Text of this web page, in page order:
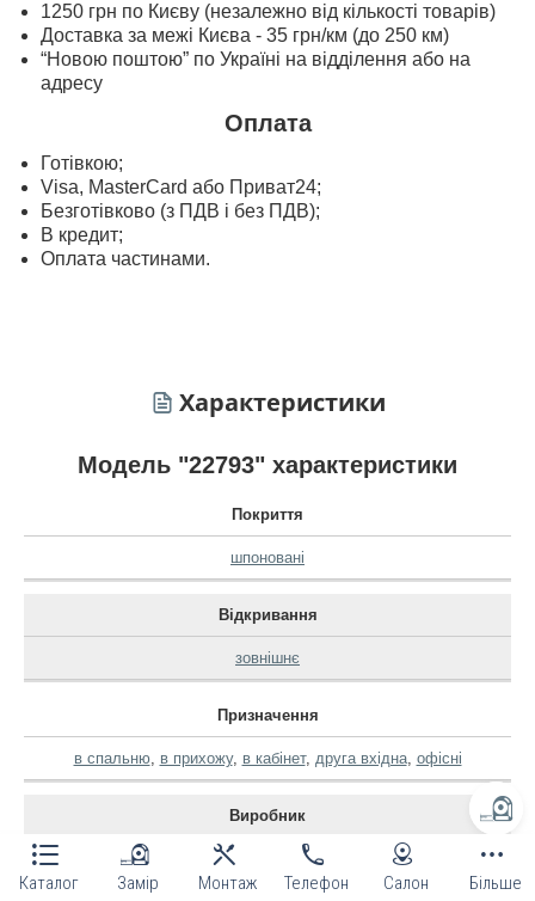
Каталог Замір Монтаж Телефон Салон Більше
1250 грн по Києву (незалежно від кількості товарів)
Доставка за межі Києва - 35 грн/км (до 250 км)
“Новою поштою” по Україні на відділення або на
адресу
Оплата
Готівкою;
Visa, MasterСard або Приват24;
Безготівково (з ПДВ і без ПДВ);
В кредит;
Оплата частинами.
Характеристики
Модель "22793" характеристики
Покриття
шпоновані
Відкривання
зовнішнє
Призначення
в спальню, в прихожу, в кабінет, друга вхідна, офісні
Виробник